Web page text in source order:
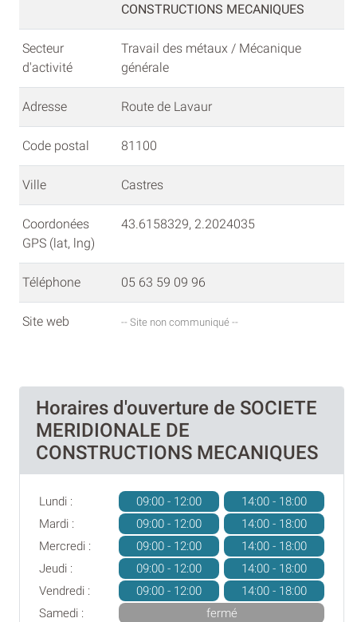
CONSTRUCTIONS MECANIQUES
Secteur
d'activité
Travail des métaux / Mécanique
générale
Adresse Route de Lavaur
Code postal 81100
Ville Castres
Coordonées
GPS (lat, lng)
43.6158329, 2.2024035
Téléphone 05 63 59 09 96
Site web -- Site non communiqué --
Horaires d'ouverture de SOCIETE
MERIDIONALE DE
CONSTRUCTIONS MECANIQUES
Lundi : 09:00 - 12:00
14:00 - 18:00
Mardi :
09:00 - 12:00
14:00 - 18:00
Mercredi :
09:00 - 12:00
14:00 - 18:00
Jeudi :
09:00 - 12:00
14:00 - 18:00
Vendredi :
09:00 - 12:00
14:00 - 18:00
Samedi :
fermé